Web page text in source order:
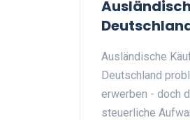
Ausländische
Deutschland
erwerben - doch
steuerliche